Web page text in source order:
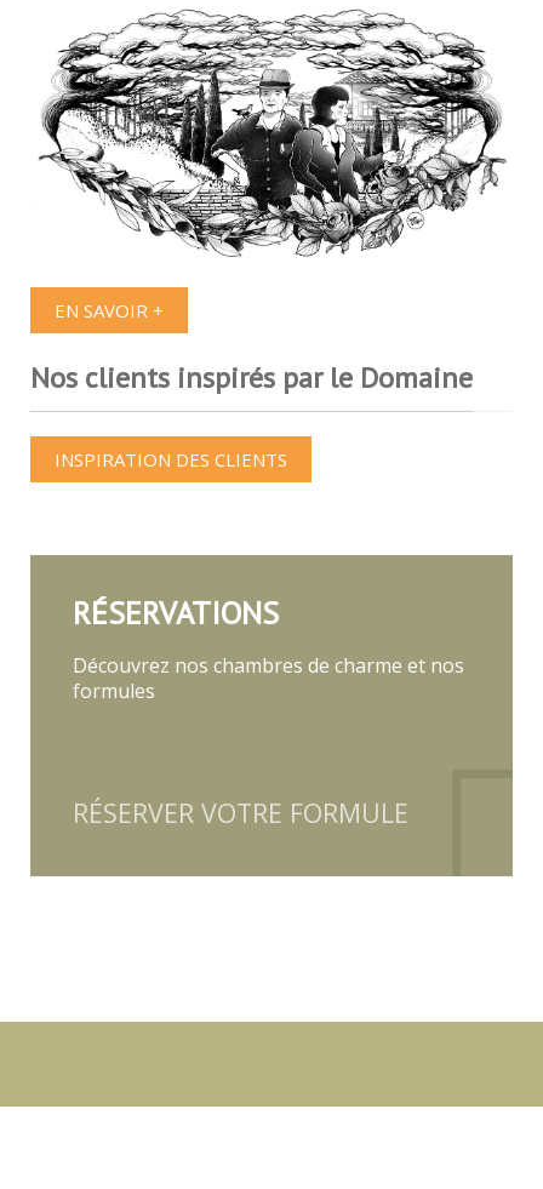
EN SAVOIR +
Nos clients inspirés par le Domaine
INSPIRATION DES CLIENTS
RÉSERVATIONS
Découvrez nos chambres de charme et nos
formules
RÉSERVER VOTRE FORMULE